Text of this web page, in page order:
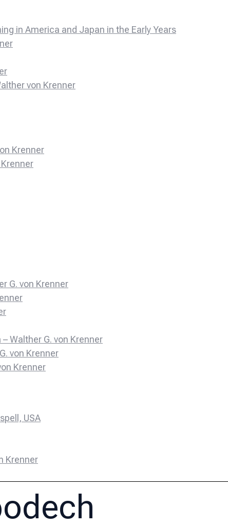
in America and Japan in the Early Years
von Krenner
Krenner
G. von Krenner
Walther G. von Krenner
von Krenner
Krenner
USA
Krenner